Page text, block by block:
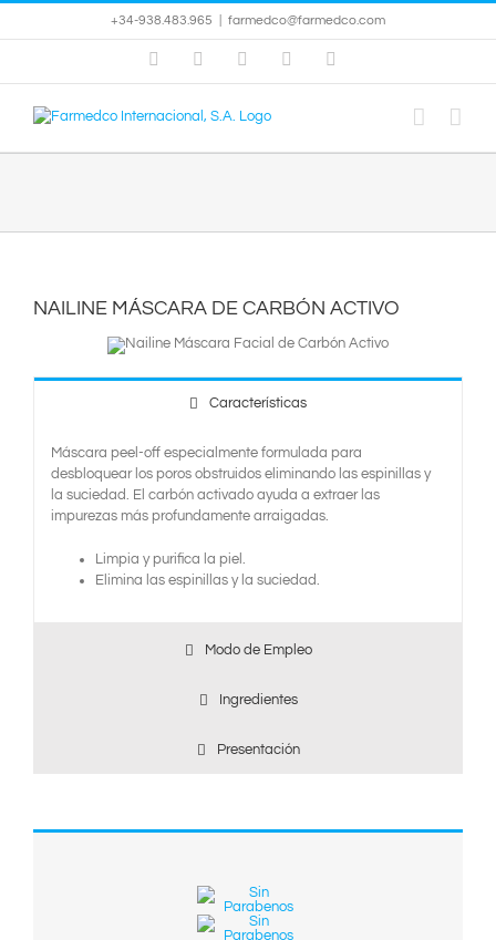
+34-938.483.965 farmedco@farmedco.com
InstagramFacebook YouTube
NAILINE MÁSCARA DE CARBÓN ACTIVO
Características
Máscara peel-off especialmente formulada para
desbloquear los poros obstruidos eliminando las espinillas y
la suciedad. El carbón activado ayuda a extraer las
impurezas más profundamente arraigadas.
Limpia y purifica la piel.
Elimina las espinillas y la suciedad.
Modo de Empleo
Ingredientes
Presentación